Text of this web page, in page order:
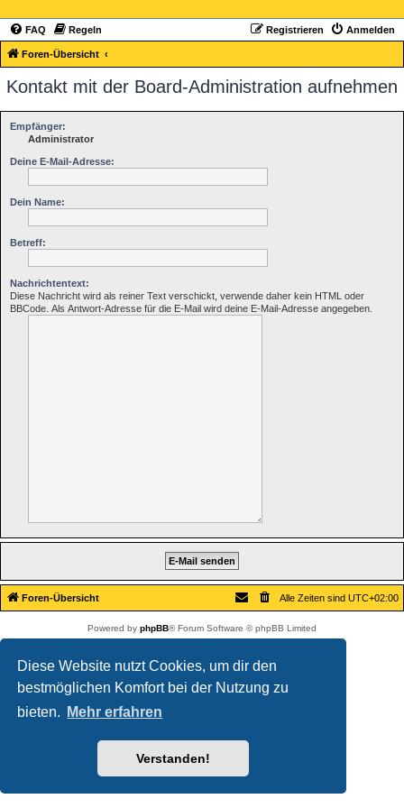
Diese Website nutzt Cookies, um dir den
bestmöglichen Komfort bei der Nutzung zu
bieten.
Mehr erfahren
Verstanden!
FAQ Regeln Anmelden
Registrieren
Foren-Übersicht
Kontakt mit der Board-Administration aufnehmen
Empfänger:
Administrator
Deine E-Mail-Adresse:
Dein Name:
Betreff:
Nachrichtentext:
Diese Nachricht wird als reiner Text verschickt, verwende daher kein HTML oder
BBCode. Als Antwort-Adresse für die E-Mail wird deine E-Mail-Adresse angegeben.
Foren-Übersicht Alle Zeiten sind UTC+02:00
Powered by phpBB® Forum Software © phpBB Limited
Datenschutz |Nutzungsbedingungen